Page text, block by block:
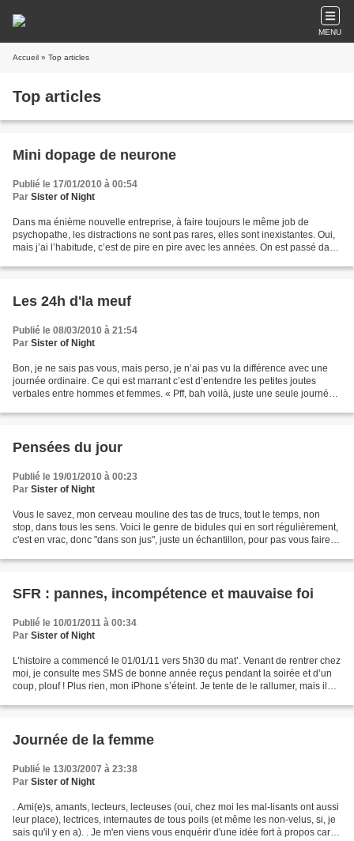
MENU
Accueil » Top articles
Top articles
Mini dopage de neurone
Publié le 17/01/2010 à 00:54
Par Sister of Night
Dans ma énième nouvelle entreprise, à faire toujours le même job de
psychopathe, les distractions ne sont pas rares, elles sont inexistantes. Oui,
mais j’ai l’habitude, c’est de pire en pire avec les années. On est passé dans
Les 24h d'la meuf
Publié le 08/03/2010 à 21:54
Par Sister of Night
Bon, je ne sais pas vous, mais perso, je n’ai pas vu la différence avec une
journée ordinaire. Ce qui est marrant c’est d’entendre les petites joutes
verbales entre hommes et femmes. « Pff, bah voilà, juste une seule journée
Pensées du jour
Publié le 19/01/2010 à 00:23
Par Sister of Night
Vous le savez, mon cerveau mouline des tas de trucs, tout le temps, non
stop, dans tous les sens. Voici le genre de bidules qui en sort régulièrement,
c'est en vrac, donc "dans son jus", juste un échantillon, pour pas vous faire
SFR : pannes, incompétence et mauvaise foi
Publié le 10/01/2011 à 00:34
Par Sister of Night
L’histoire a commencé le 01/01/11 vers 5h30 du mat’. Venant de rentrer chez
moi, je consulte mes SMS de bonne année reçus pendant la soirée et d’un
coup, plouf ! Plus rien, mon iPhone s’éteint. Je tente de le rallumer, mais il
Journée de la femme
Publié le 13/03/2007 à 23:38
Par Sister of Night
. Ami(e)s, amants, lecteurs, lecteuses (oui, chez moi les mal-lisants ont aussi
leur place), lectrices, internautes de tous poils (et même les non-velus, si, je
sais qu'il y en a). . Je m'en viens vous enquérir d'une idée fort à propos car